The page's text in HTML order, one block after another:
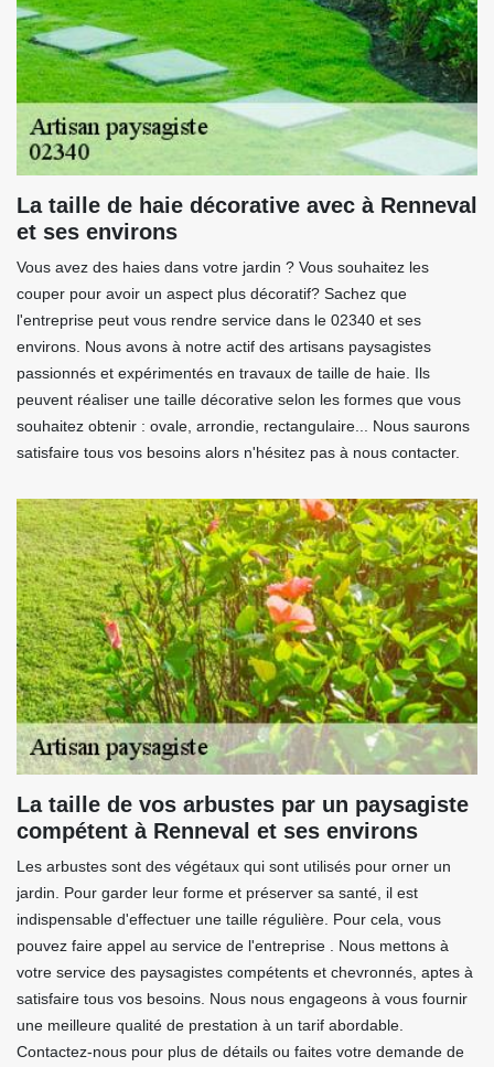
La taille de haie décorative avec à Renneval
et ses environs
Vous avez des haies dans votre jardin ? Vous souhaitez les
couper pour avoir un aspect plus décoratif? Sachez que
l'entreprise peut vous rendre service dans le 02340 et ses
environs. Nous avons à notre actif des artisans paysagistes
passionnés et expérimentés en travaux de taille de haie. Ils
peuvent réaliser une taille décorative selon les formes que vous
souhaitez obtenir : ovale, arrondie, rectangulaire... Nous saurons
satisfaire tous vos besoins alors n'hésitez pas à nous contacter.
La taille de vos arbustes par un paysagiste
compétent à Renneval et ses environs
Les arbustes sont des végétaux qui sont utilisés pour orner un
jardin. Pour garder leur forme et préserver sa santé, il est
indispensable d'effectuer une taille régulière. Pour cela, vous
pouvez faire appel au service de l'entreprise . Nous mettons à
votre service des paysagistes compétents et chevronnés, aptes à
satisfaire tous vos besoins. Nous nous engageons à vous fournir
une meilleure qualité de prestation à un tarif abordable.
Contactez-nous pour plus de détails ou faites votre demande de